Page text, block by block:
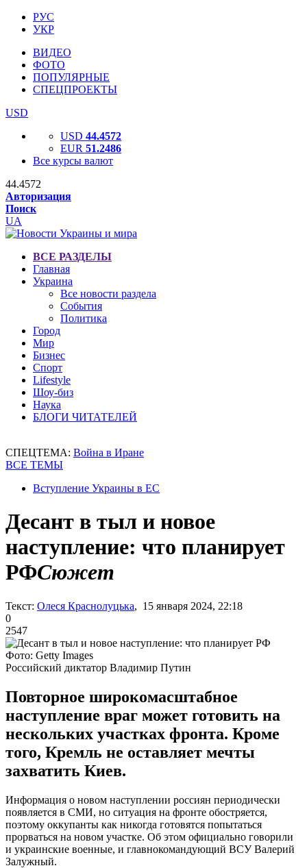
РУС
УКР
ВИДЕО
ФОТО
ПОПУЛЯРНЫЕ
СПЕЦПРОЕКТЫ
USD
USD 44.4572
EUR 51.2486
Все курсы валют
44.4572
Авторизация
Поиск
UA
ВСЕ РАЗДЕЛЫ
Главная
Украина
Все новости раздела
События
Политика
Город
Мир
Бизнес
Спорт
Lifestyle
Шоу-биз
Наука
БЛОГИ ЧИТАТЕЛЕЙ
СПЕЦТЕМА: Война в Иране
ВСЕ ТЕМЫ
Вступление Украины в ЕС
Десант в тыл и новое
наступление: что планирует
РФСюжет
Текст: Олеся Краснолуцька, 15 января 2024, 22:18
0
2547
Фото: Getty Images
Российский диктатор Владимир Путин
Повторное широкомасштабное
наступление враг может готовить на
нескольких участках фронта. Кроме
того, Кремль не оставляет мечты
захватить Киев.
Информация о новом наступлении россиян периодически
появляется в СМИ, но ситуация на фронте обостряется,
поэтому оккупанты как никогда готовятся попытаться
прорваться на новом участке. Об этом официально говорили
и украинские военные, и главнокомандующий ВСУ Валерий
Залужный.